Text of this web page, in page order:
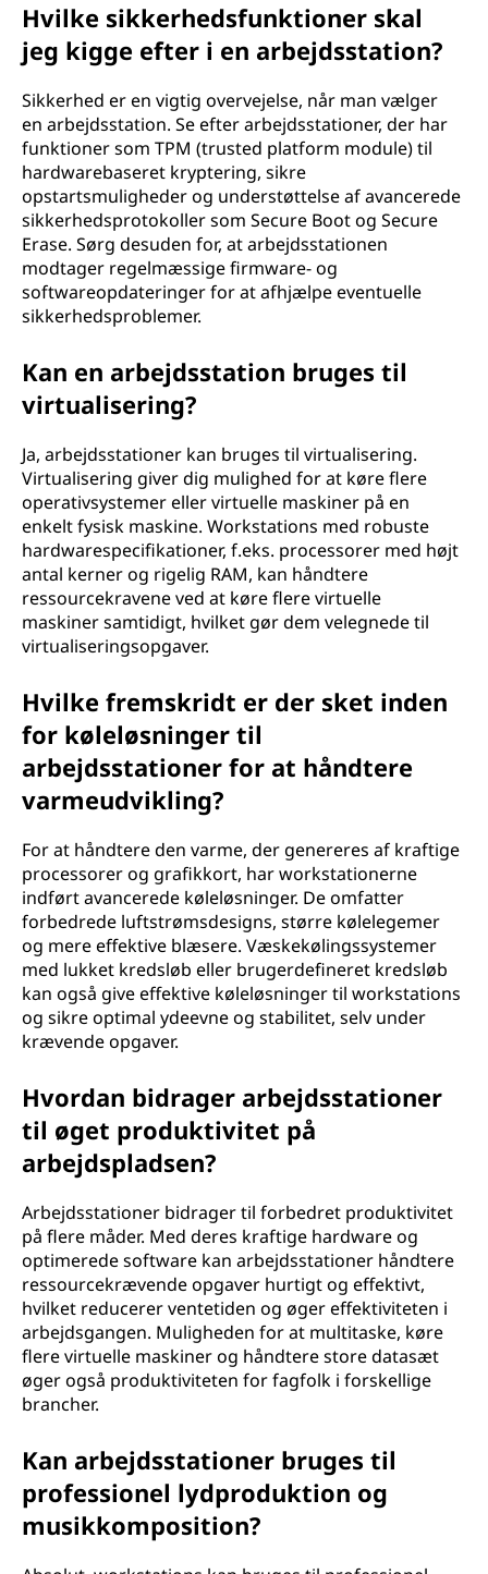
Hvilke sikkerhedsfunktioner skal
jeg kigge efter i en arbejdsstation?
Sikkerhed er en vigtig overvejelse, når man vælger
en arbejdsstation. Se efter arbejdsstationer, der har
funktioner som TPM (trusted platform module) til
hardwarebaseret kryptering, sikre
opstartsmuligheder og understøttelse af avancerede
sikkerhedsprotokoller som Secure Boot og Secure
Erase. Sørg desuden for, at arbejdsstationen
modtager regelmæssige firmware- og
softwareopdateringer for at afhjælpe eventuelle
sikkerhedsproblemer.
Kan en arbejdsstation bruges til
virtualisering?
Ja, arbejdsstationer kan bruges til virtualisering.
Virtualisering giver dig mulighed for at køre flere
operativsystemer eller virtuelle maskiner på en
enkelt fysisk maskine. Workstations med robuste
hardwarespecifikationer, f.eks. processorer med højt
antal kerner og rigelig RAM, kan håndtere
ressourcekravene ved at køre flere virtuelle
maskiner samtidigt, hvilket gør dem velegnede til
virtualiseringsopgaver.
Hvilke fremskridt er der sket inden
for køleløsninger til
arbejdsstationer for at håndtere
varmeudvikling?
For at håndtere den varme, der genereres af kraftige
processorer og grafikkort, har workstationerne
indført avancerede køleløsninger. De omfatter
forbedrede luftstrømsdesigns, større kølelegemer
og mere effektive blæsere. Væskekølingssystemer
med lukket kredsløb eller brugerdefineret kredsløb
kan også give effektive køleløsninger til workstations
og sikre optimal ydeevne og stabilitet, selv under
krævende opgaver.
Hvordan bidrager arbejdsstationer
til øget produktivitet på
arbejdspladsen?
Arbejdsstationer bidrager til forbedret produktivitet
på flere måder. Med deres kraftige hardware og
optimerede software kan arbejdsstationer håndtere
ressourcekrævende opgaver hurtigt og effektivt,
hvilket reducerer ventetiden og øger effektiviteten i
arbejdsgangen. Muligheden for at multitaske, køre
flere virtuelle maskiner og håndtere store datasæt
øger også produktiviteten for fagfolk i forskellige
brancher.
Kan arbejdsstationer bruges til
professionel lydproduktion og
musikkomposition?